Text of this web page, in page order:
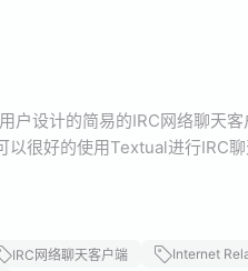
户设计的简易的IRC网络聊天
以很好的使用Textual进行IRC
IRC网络聊天客户端 Internet